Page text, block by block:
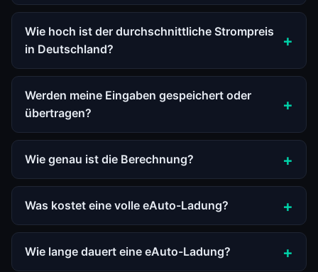
Wie hoch ist der durchschnittliche Strompreis
in Deutschland?
Werden meine Eingaben gespeichert oder
übertragen?
Wie genau ist die Berechnung?
Was kostet eine volle eAuto-Ladung?
Wie lange dauert eine eAuto-Ladung?